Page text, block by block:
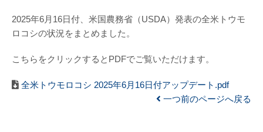
2025年6月16日付、米国農務省（USDA）発表の全米トウモ
ロコシの状況をまとめました。
こちらをクリックするとPDFでご覧いただけます。
全米トウモロコシ 2025年6月16日付アップデート.pdf
一つ前のページへ戻る